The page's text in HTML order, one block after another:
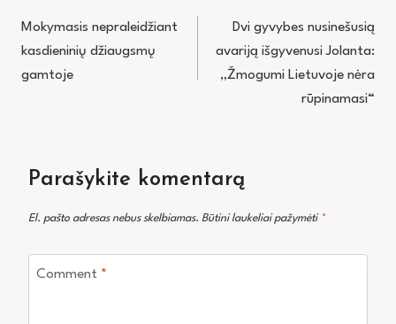
tarp
įrašų
Mokymasis nepraleidžiant
kasdieninių džiaugsmų
gamtoje
Dvi gyvybes nusinešusią
avariją išgyvenusi Jolanta:
„Žmogumi Lietuvoje nėra
rūpinamasi“
Parašykite komentarą
El. pašto adresas nebus skelbiamas. Būtini laukeliai pažymėti *
Comment *